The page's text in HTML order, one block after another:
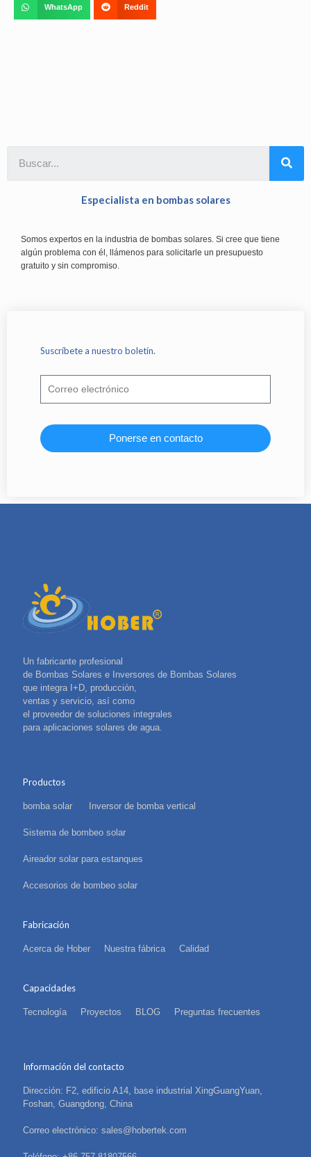
WhatsApp Reddit
Especialista en bombas solares
Somos expertos en la industria de bombas solares. Si cree que tiene
algún problema con él, llámenos para solicitarle un presupuesto
gratuito y sin compromiso.
Suscríbete a nuestro boletín.
Ponerse en contacto
Un fabricante profesional
de Bombas Solares e Inversores de Bombas Solares
que integra I+D, producción,
ventas y servicio, así como
el proveedor de soluciones integrales
para aplicaciones solares de agua.
Productos
bomba solar Inversor de bomba vertical
Sistema de bombeo solar
Aireador solar para estanques
Accesorios de bombeo solar
Fabricación
Acerca de Hober Nuestra fábrica Calidad
Capacidades
Tecnología Proyectos BLOG Preguntas frecuentes
Información del contacto
Dirección: F2, edificio A14, base industrial XingGuangYuan,
Foshan, Guangdong, China
Correo electrónico: sales@hobertek.com